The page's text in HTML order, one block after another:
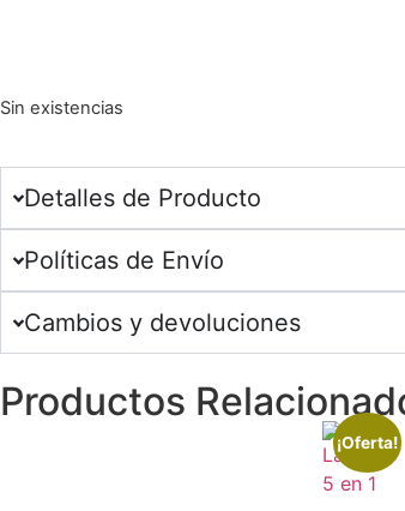
Sin existencias
Detalles de Producto
Políticas de Envío
Cambios y devoluciones
Productos
¡Oferta!